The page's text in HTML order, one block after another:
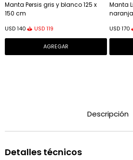
Manta Persis gris y blanco 125 x
150 cm
USD140 USD119
Manta
naranja
USD 170
Descripción
Detalles técnicos